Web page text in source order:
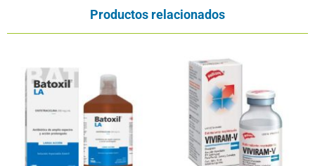
Productos relacionados